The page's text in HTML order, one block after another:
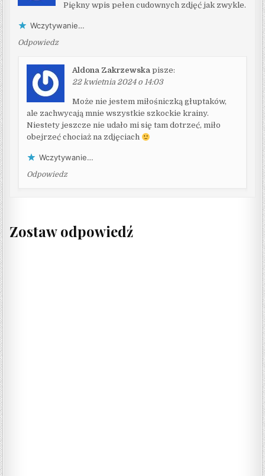
Piękny wpis pełen cudownych zdjęć jak zwykle.
Wczytywanie…
Odpowiedz
Aldona Zakrzewska pisze:
22 kwietnia 2024 o 14:03
Może nie jestem miłośniczką głuptaków,
ale zachwycają mnie wszystkie szkockie krainy.
Niestety jeszcze nie udało mi się tam dotrzeć, miło
obejrzeć chociaż na zdjęciach
Wczytywanie…
Odpowiedz
Zostaw odpowiedź